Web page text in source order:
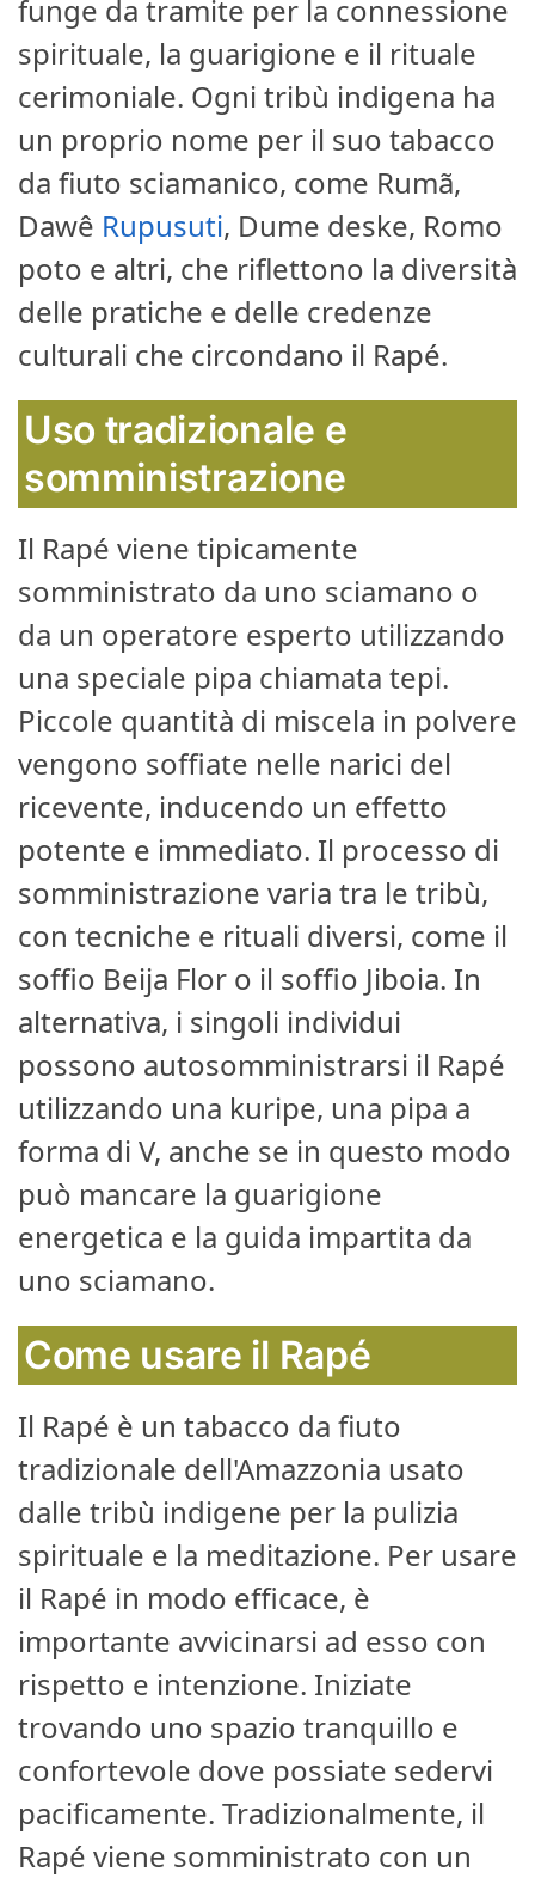
funge da tramite per la connessione
spirituale, la guarigione e il rituale
cerimoniale. Ogni tribù indigena ha
un proprio nome per il suo tabacco
da fiuto sciamanico, come Rumã,
Dawê Rupusuti, Dume deske, Romo
poto e altri, che riflettono la diversità
delle pratiche e delle credenze
culturali che circondano il Rapé.
Uso tradizionale e
somministrazione
Il Rapé viene tipicamente
somministrato da uno sciamano o
da un operatore esperto utilizzando
una speciale pipa chiamata tepi.
Piccole quantità di miscela in polvere
vengono soffiate nelle narici del
ricevente, inducendo un effetto
potente e immediato. Il processo di
somministrazione varia tra le tribù,
con tecniche e rituali diversi, come il
soffio Beija Flor o il soffio Jiboia. In
alternativa, i singoli individui
possono autosomministrarsi il Rapé
utilizzando una kuripe, una pipa a
forma di V, anche se in questo modo
può mancare la guarigione
energetica e la guida impartita da
uno sciamano.
Come usare il Rapé
Il Rapé è un tabacco da fiuto
tradizionale dell'Amazzonia usato
dalle tribù indigene per la pulizia
spirituale e la meditazione. Per usare
il Rapé in modo efficace, è
importante avvicinarsi ad esso con
rispetto e intenzione. Iniziate
trovando uno spazio tranquillo e
confortevole dove possiate sedervi
pacificamente. Tradizionalmente, il
Rapé viene somministrato con un